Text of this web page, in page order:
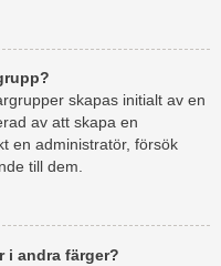
skapas initialt av en
av att skapa en
en administratör, försök
till dem.
i andra färger?